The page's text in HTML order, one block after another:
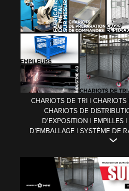
CHARIOTS DE TRI | CHARIOTS
CHARIOTS DE
D'EXPOSITION | EMPILLES
D'EMBALLAGE | SYSTÈME DE